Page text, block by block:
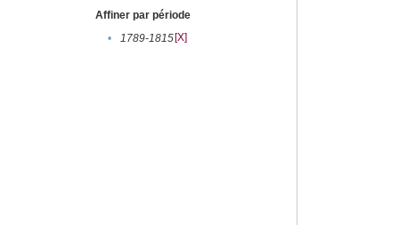
Affiner par période
•
1789-1815[X]